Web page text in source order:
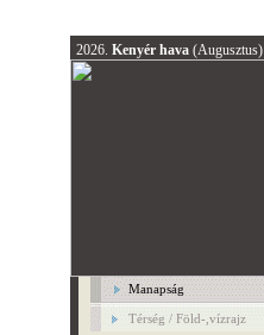
2026. Kenyér hava (Augusztus)
Manapság
Térség / Föld-,vízrajz